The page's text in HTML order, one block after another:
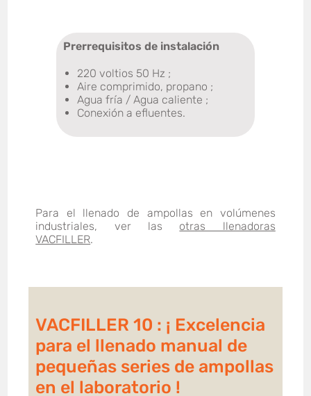
Prerrequisitos de instalación
220 voltios 50 Hz ;
Aire comprimido, propano ;
Agua fría / Agua caliente ;
Conexión a efluentes.
Para el llenado de ampollas en volúmenes
industriales, ver las otras llenadoras
VACFILLER.
VACFILLER 10 : ¡ Excelencia
para el llenado manual de
pequeñas series de ampollas
en el laboratorio !